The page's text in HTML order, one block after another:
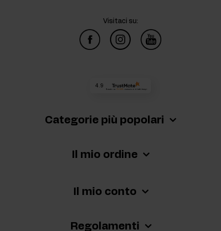
Categorie più popolari
Il mio ordine
Il mio conto
Regolamenti
Visitaci su:
4.9
Basato su 73 069 recensioni di tutti i tempi